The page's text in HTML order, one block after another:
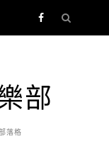
部
落格